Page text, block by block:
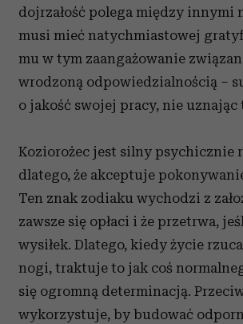
dojrzałość polega między innymi
musi mieć natychmiastowej
mu w tym zaangażowanie
wrodzoną odpowiedzialnością –
o jakość swojej pracy, nie
Koziorożec jest silny psychicznie
dlatego, że akceptuje
Ten znak zodiaku wychodzi z
zawsze się opłaci i że przetrwa,
wysiłek. Dlatego, kiedy życie
nogi, traktuje to jak coś
się ogromną determinacją.
wykorzystuje, by budować